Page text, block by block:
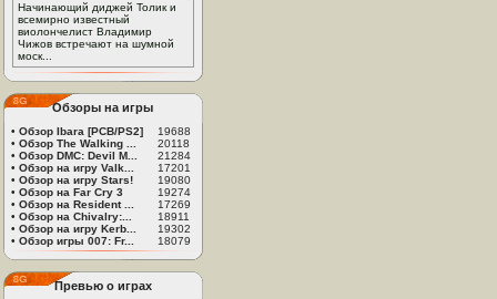
Начинающий диджей Толик и
всемирно известный
виолончелист Владимир
Чижов встречают на шумной
моск...
Обзоры на игры
• Обзор Ibara [PCB/PS2]
19688
• Обзор The Walking ...
20118
• Обзор DMC: Devil M...
21284
• Обзор на игру Valk...
17201
• Обзор на игру Stars!
19080
• Обзор на Far Cry 3
19274
• Обзор на Resident ...
17269
• Обзор на Chivalry:...
18911
• Обзор на игру Kerb...
19302
• Обзор игры 007: Fr... 18079
Превью о играх